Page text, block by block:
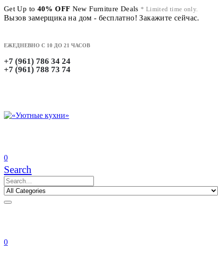
Get Up to 40% OFF New Furniture Deals * Limited time only.
Вызов замерщика на дом - бесплатно! Закажите сейчас.
ЕЖЕДНЕВНО С 10 ДО 21 ЧАСОВ
+7 (961) 786 34 24
+7 (961) 788 73 74
0
Search
0